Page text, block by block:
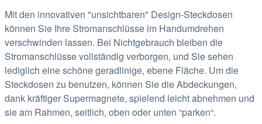
Mit den innovativen "unsichtbaren" Design-Steckdosen
können Sie Ihre Stromanschlüsse im Handumdrehen
verschwinden lassen. Bei Nichtgebrauch bleiben die
Stromanschlüsse vollständig verborgen, und Sie sehen
lediglich eine schöne geradlinige, ebene Fläche. Um die
Steckdosen zu benutzen, können Sie die Abdeckungen,
dank kräftiger Supermagnete, spielend leicht abnehmen und
sie am Rahmen, seitlich, oben oder unten “parken“.